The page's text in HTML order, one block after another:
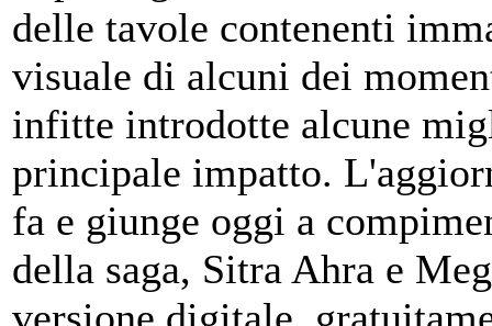
delle tavole contenenti
visuale di alcuni dei
infitte introdotte alcune
principale impatto.
fa e giunge oggi a
della saga, Sitra Ahra e